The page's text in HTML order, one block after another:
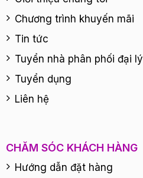
Chương trình khuyến mãi
Tin tức
Tuyển nhà phân phối đại lý
Tuyển dụng
Liên hệ
CHĂM SÓC KHÁCH HÀNG
Hướng dẫn đặt hàng